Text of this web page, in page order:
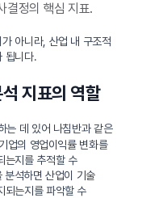
결정의 핵심 지표.
아니라, 산업 내 구조적
됩니다.
지표의 역할
는 데 있어 나침반과 같은
업의 영업이익률 변화를
는지를 추적할 수
분석하면 산업이 기술
되는지를 파악할 수